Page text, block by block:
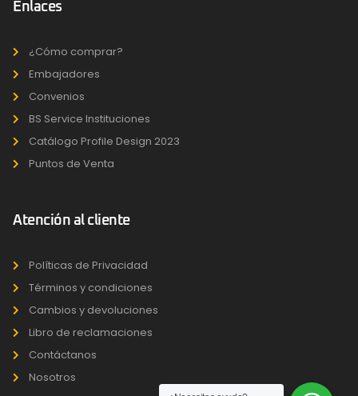
Enlaces
¿Cómo comprar?
Embajadores
Convenios
BS Service Instituciones
Catálogo Profile Design 2023
Puntos de Venta
Atención al cliente
Políticas de Privacidad
Términos y condiciones
Cambios y devoluciones
Libro de reclamaciones
Contáctanos
Nosotros